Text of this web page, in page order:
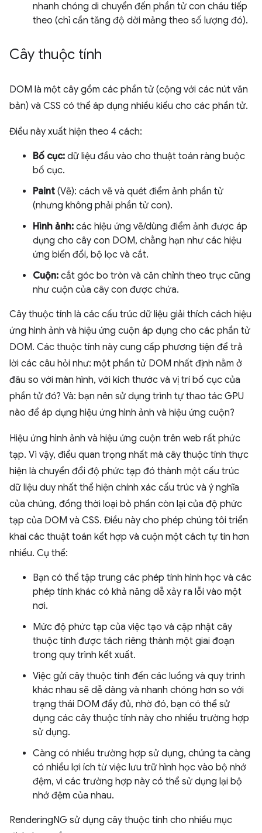
nhanh chóng di chuyển đến phần tử con cháu tiếp
theo (chỉ cần tăng độ dời mảng theo số lượng đó).
Cây thuộc tính
DOM là một cây gồm các phần tử (cộng với các nút văn
bản) và CSS có thể áp dụng nhiều kiểu cho các phần tử.
Điều này xuất hiện theo 4 cách:
Bố cục: dữ liệu đầu vào cho thuật toán ràng buộc
bố cục.
Paint (Vẽ): cách vẽ và quét điểm ảnh phần tử
(nhưng không phải phần tử con).
Hình ảnh: các hiệu ứng vẽ/dùng điểm ảnh được áp
dụng cho cây con DOM, chẳng hạn như các hiệu
ứng biến đổi, bộ lọc và cắt.
Cuộn: cắt góc bo tròn và căn chỉnh theo trục cũng
như cuộn của cây con được chứa.
Cây thuộc tính là các cấu trúc dữ liệu giải thích cách hiệu
ứng hình ảnh và hiệu ứng cuộn áp dụng cho các phần tử
DOM. Các thuộc tính này cung cấp phương tiện để trả
lời các câu hỏi như: một phần tử DOM nhất định nằm ở
đâu so với màn hình, với kích thước và vị trí bố cục của
phần tử đó? Và: bạn nên sử dụng trình tự thao tác GPU
nào để áp dụng hiệu ứng hình ảnh và hiệu ứng cuộn?
Hiệu ứng hình ảnh và hiệu ứng cuộn trên web rất phức
tạp. Vì vậy, điều quan trọng nhất mà cây thuộc tính thực
hiện là chuyển đổi độ phức tạp đó thành một cấu trúc
dữ liệu duy nhất thể hiện chính xác cấu trúc và ý nghĩa
của chúng, đồng thời loại bỏ phần còn lại của độ phức
tạp của DOM và CSS. Điều này cho phép chúng tôi triển
khai các thuật toán kết hợp và cuộn một cách tự tin hơn
nhiều. Cụ thể:
Bạn có thể tập trung các phép tính hình học và các
phép tính khác có khả năng dễ xảy ra lỗi vào một
nơi.
Mức độ phức tạp của việc tạo và cập nhật cây
thuộc tính được tách riêng thành một giai đoạn
trong quy trình kết xuất.
Việc gửi cây thuộc tính đến các luồng và quy trình
khác nhau sẽ dễ dàng và nhanh chóng hơn so với
trạng thái DOM đầy đủ, nhờ đó, bạn có thể sử
dụng các cây thuộc tính này cho nhiều trường hợp
sử dụng.
Càng có nhiều trường hợp sử dụng, chúng ta càng
có nhiều lợi ích từ việc lưu trữ hình học vào bộ nhớ
đệm, vì các trường hợp này có thể sử dụng lại bộ
nhớ đệm của nhau.
RenderingNG sử dụng cây thuộc tính cho nhiều mục